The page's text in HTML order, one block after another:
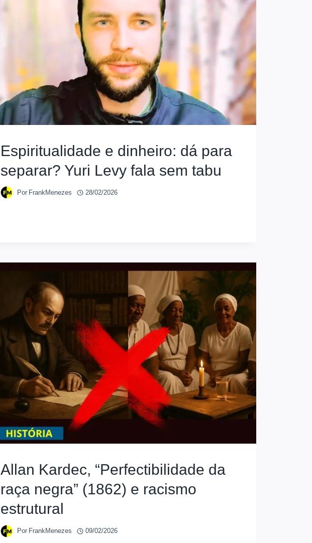
Espiritualidade e dinheiro: dá para
separar? Yuri Levy fala sem tabu
Por FrankMenezes 28/02/2026
Allan Kardec, “Perfectibilidade da
raça negra” (1862) e racismo
estrutural
Por FrankMenezes 09/02/2026